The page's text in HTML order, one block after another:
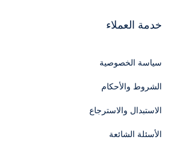
خدمة العملاء
سياسة الخصوصية
الشروط والأحكام
الاستبدال والاسترجاع
الأسئلة الشائعة